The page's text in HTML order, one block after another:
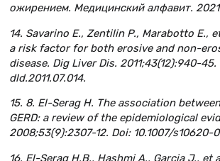
ожирением. Медицинский алфавит.
14. Savarino E., Zentilin P., Marabotto E.,
a risk factor for both erosive and non-
disease. Dig Liver Dis. 2011;43(12):940-45.
dld.2011.07.014.
15. 8. El-Serag H. The association
GERD: a review of the epidemiological
2008;53(9):2307-12. Doi: 10.1007/s10620-
16. El-Serag H.B., Hashmi A., Garcia J., et